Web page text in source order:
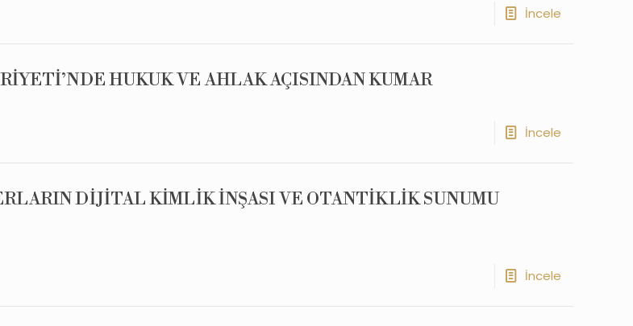
İncele
HUKUK VE AHLAK AÇISINDAN KUMAR
İncele
DİJİTAL KİMLİK İNŞASI VE OTANTİKLİK SUNUMU
İncele